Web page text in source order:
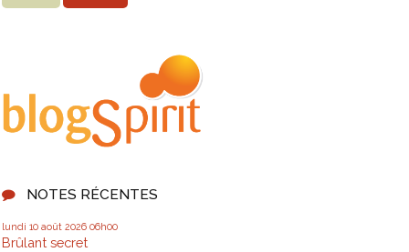
NOTES RÉCENTES
lundi 10 août 2026 06h00
Brûlant secret